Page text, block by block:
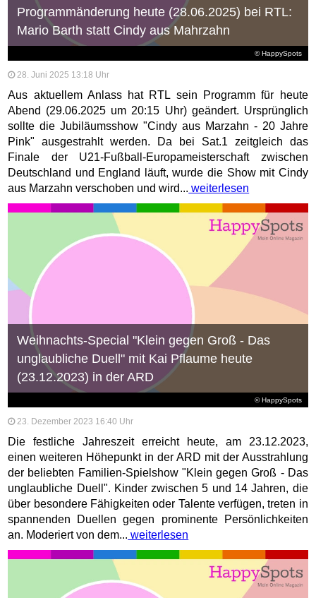
© HappySpots
Programmänderung heute (28.06.2025) bei RTL:
Mario Barth statt Cindy aus Mahrzahn
28. Juni 2025 13:18 Uhr
Aus aktuellem Anlass hat RTL sein Programm für heute
Abend (29.06.2025 um 20:15 Uhr) geändert. Ursprünglich
sollte die Jubiläumsshow "Cindy aus Marzahn - 20 Jahre
Pink" ausgestrahlt werden. Da bei Sat.1 zeitgleich das
Finale der U21-Fußball-Europameisterschaft zwischen
Deutschland und England läuft, wurde die Show mit Cindy
aus Marzahn verschoben und wird... weiterlesen
© HappySpots
Weihnachts-Special "Klein gegen Groß - Das
unglaubliche Duell" mit Kai Pflaume heute
(23.12.2023) in der ARD
23. Dezember 2023 16:40 Uhr
Die festliche Jahreszeit erreicht heute, am 23.12.2023,
einen weiteren Höhepunkt in der ARD mit der Ausstrahlung
der beliebten Familien-Spielshow "Klein gegen Groß - Das
unglaubliche Duell". Kinder zwischen 5 und 14 Jahren, die
über besondere Fähigkeiten oder Talente verfügen, treten in
spannenden Duellen gegen prominente Persönlichkeiten
an. Moderiert von dem... weiterlesen